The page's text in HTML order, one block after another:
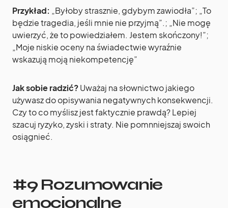
Przykład: „Byłoby strasznie, gdybym zawiodła”; „To
będzie tragedia, jeśli mnie nie przyjmą”.; „Nie mogę
uwierzyć, że to powiedziałem. Jestem skończony!”;
„Moje niskie oceny na świadectwie wyraźnie
wskazują moją niekompetencję”
Jak sobie radzić?Uważaj na słownictwo jakiego
używasz do opisywania negatywnych konsekwencji.
Czy to co myślisz jest faktycznie prawdą? Lepiej
szacuj ryzyko, zyski i straty. Nie pomnniejszaj swoich
osiągnieć.
#9 Rozumowanie
emocjonalne